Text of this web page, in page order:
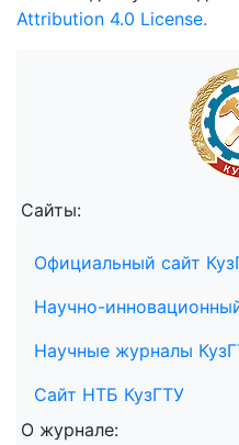
Attribution 4.0 License.
Сайты:
Официальный сайт
Научно-
Научные журналы
Сайт НТБ КузГТУ
О журнале: